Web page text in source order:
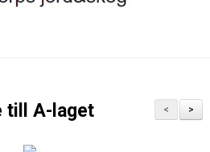
>
<
till A-laget